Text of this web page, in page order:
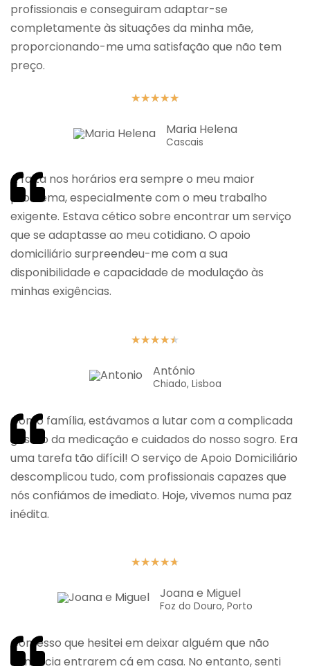
profissionais e conseguiram adaptar-se
completamente às situações da minha mãe,
proporcionando-me uma satisfação que não tem
preço.
★★★★★
Maria Helena
Cascais
A falta nos horários era sempre o meu maior
problema, especialmente com o meu trabalho
exigente. Estava cético sobre encontrar um serviço
que se adaptasse ao meu cotidiano. O apoio
domiciliário surpreendeu-me com a sua
disponibilidade e capacidade de modulação às
minhas exigências.
★★★★★
António
Chiado, Lisboa
Como família, estávamos a lutar com a complicada
gestão da medicação e cuidados do nosso sogro. Era
uma tarefa tão difícil! O serviço de Apoio Domiciliário
descomplicou tudo, com profissionais capazes que
nós confiámos de imediato. Hoje, vivemos numa paz
inédita.
★★★★★
Joana e Miguel
Foz do Douro, Porto
Confesso que hesitei em deixar alguém que não
conhecia entrarem cá em casa. No entanto, senti